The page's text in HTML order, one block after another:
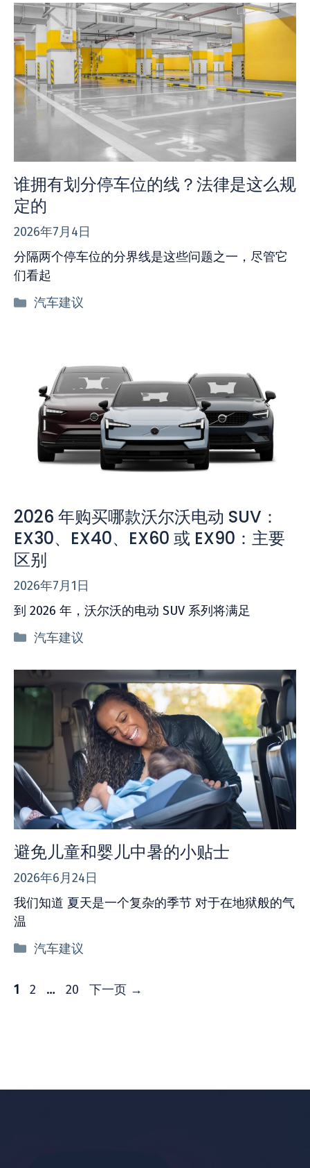
谁拥有划分停车位的线？法律是这么规
定的
2026年7月4日
分隔两个停车位的分界线是这些问题之一，尽管它
们看起
分
汽车建议
2026 年购买哪款沃尔沃电动 SUV：
EX30、EX40、EX60 或 EX90：主要
区别
2026年7月1日
到 2026 年，沃尔沃的电动 SUV 系列将满足
分
汽车建议
避免儿童和婴儿中暑的小贴士
2026年6月24日
我们知道 夏天是一个复杂的季节 对于在地狱般的气
温
分
汽车建议
页
1
页
2 …
页
20 下一页 →